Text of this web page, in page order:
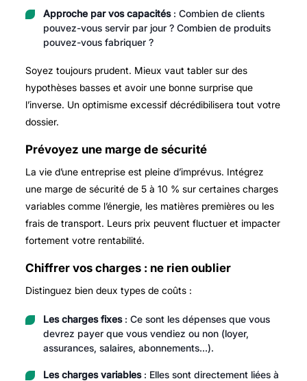
Approche par vos capacités: Combien de clients
pouvez-vous servir par jour ? Combien de produits
pouvez-vous fabriquer ?
Soyez toujours prudent. Mieux vaut tabler sur des
hypothèses basses et avoir une bonne surprise que
l’inverse. Un optimisme excessif décrédibilisera tout votre
dossier.
Prévoyez une marge de sécurité
La vie d’une entreprise est pleine d’imprévus. Intégrez
une marge de sécurité de 5 à 10 % sur certaines charges
variables comme l’énergie, les matières premières ou les
frais de transport. Leurs prix peuvent fluctuer et impacter
fortement votre rentabilité.
Chiffrer vos charges : ne rien oublier
Distinguez bien deux types de coûts :
Les charges fixes: Ce sont les dépenses que vous
devrez payer que vous vendiez ou non (loyer,
assurances, salaires, abonnements…).
Les charges variables: Elles sont directement liées à